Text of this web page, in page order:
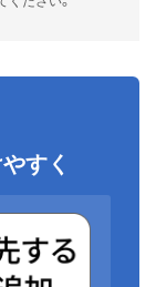
すく